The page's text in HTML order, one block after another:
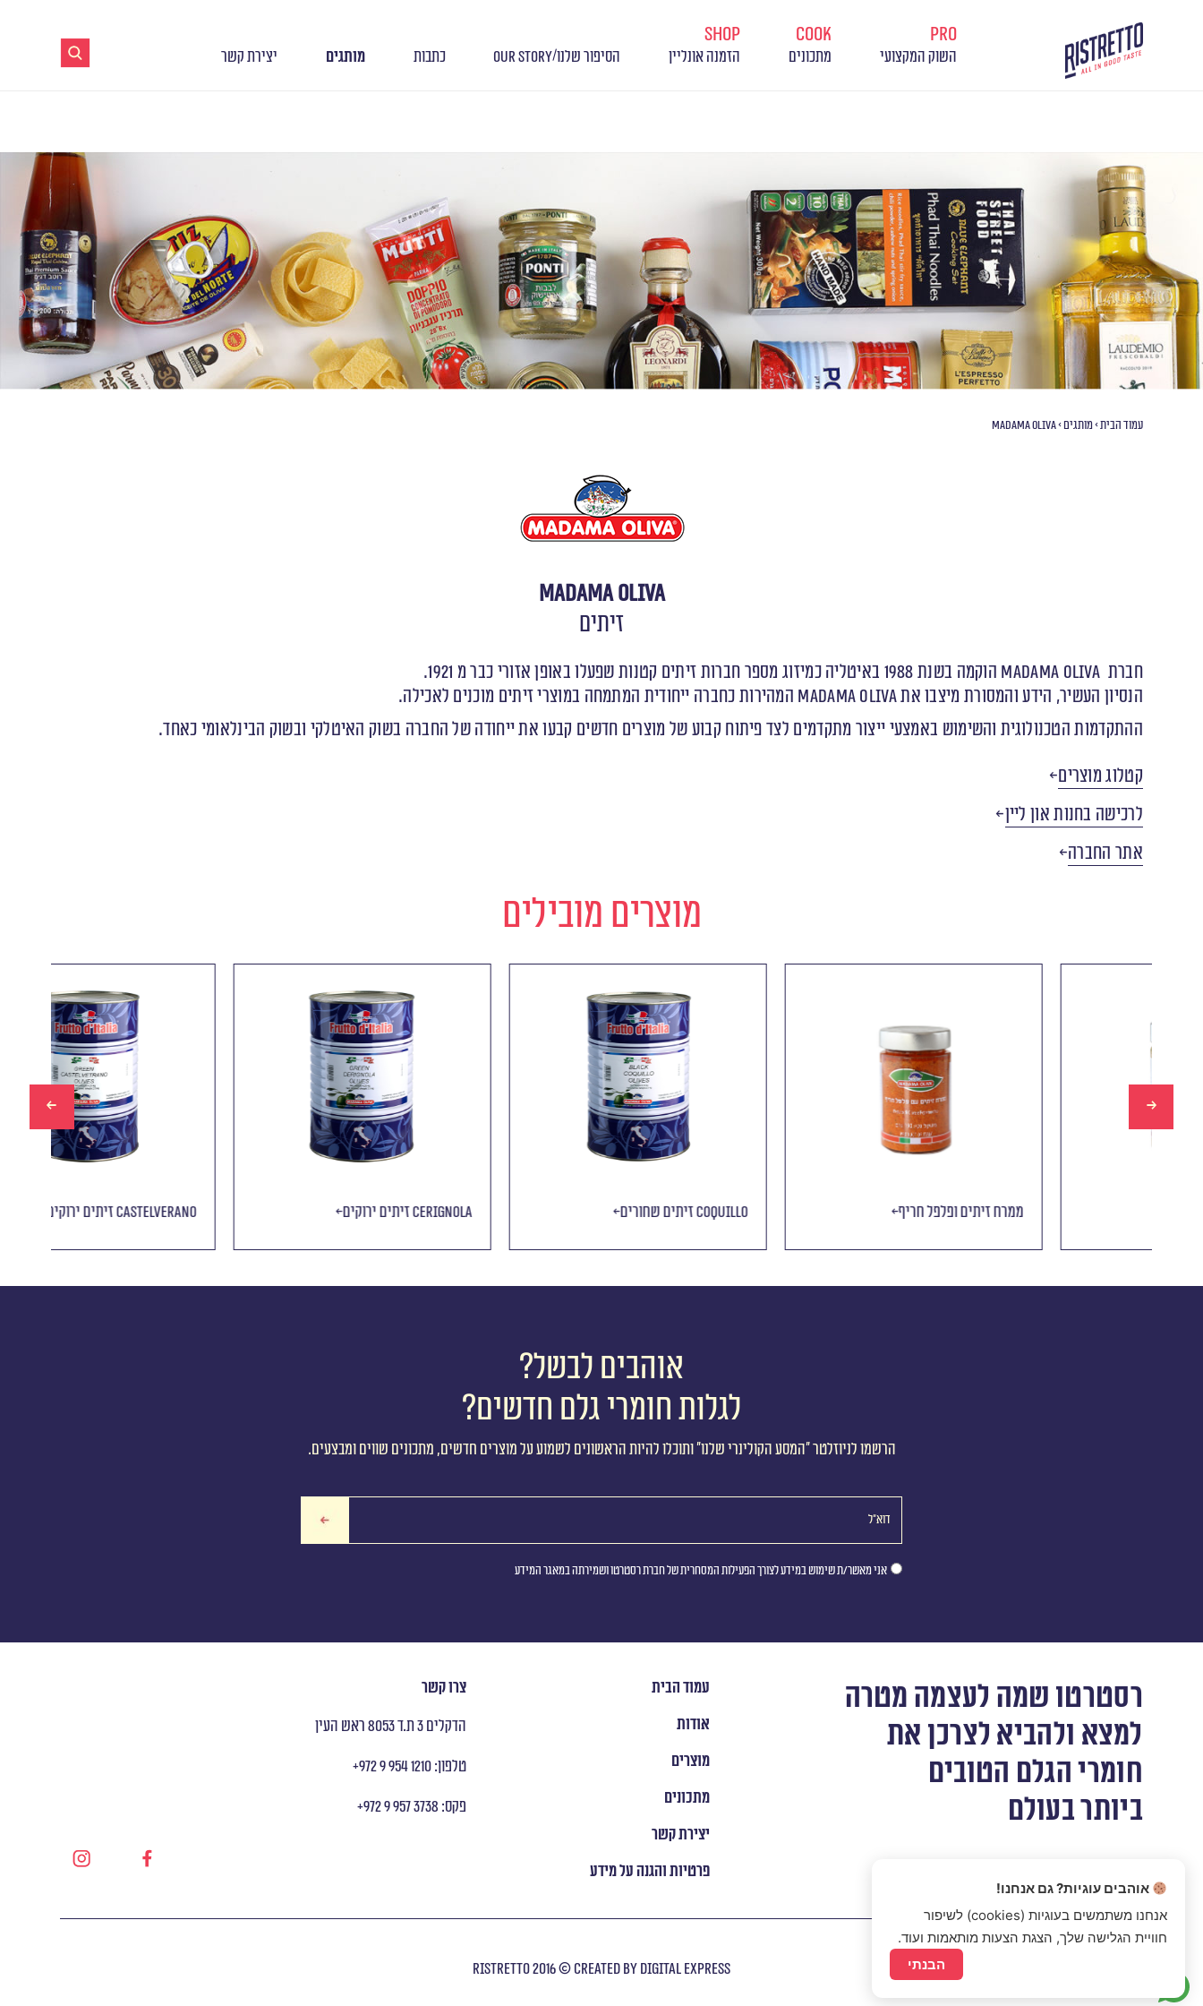
pro
השוק המקצועי
cook
מתכונים
shop
הזמנה אונליין הסיפור שלנו/
OUR STORY כתבות מותגים יצירת קשר
עמוד הבית>מותגים>
Madama Oliva
Madama Oliva
זיתים
חברת Madama Oliva‭ ‬ הוקמה‭ ‬בשנת‭ ‬1988‭ ‬באיטליה‭ ‬כמיזוג‭ ‬מספר‭ ‬חברות‭ ‬זיתים‭ ‬קטנות‭ ‬שפעלו‭ ‬באופן‭ ‬אזורי‭ ‬כבר‭ ‬מ ‬1921.‬
הנסיון‭ ‬העשיר, ‬הידע‭ ‬והמסורת‭ ‬מיצבו‭ ‬את Madama Oliva המהירות‭ ‬כחברה‭ ‬ייחודית‭ ‬המתמחה‭ ‬במוצרי‭ ‬זיתים‭ ‬מוכנים‭ ‬לאכילה.
‬ההתקדמות‭ ‬הטכנולוגית‭ ‬והשימוש‭ ‬באמצעי‭ ‬ייצור‭ ‬מתקדמים‭ ‬לצד‭ ‬פיתוח‭ ‬קבוע‭ ‬של‭ ‬מוצרים‭ ‬חדשים‭ ‬קבעו‭ ‬את‭ ‬ייחודה‭ ‬של‭ ‬החברה‭ ‬בשוק‭ ‬האיטלקי‭ ‬ובשוק‭ ‬הבינלאומי‭ ‬כאחד‭.‬
קטלוג מוצרים
לרכישה בחנות און ליין
אתר החברה
מוצרים מובילים
ממרח זיתים ופלפל חריף ממרח זיתים וארטישוק
אוהבים לבשל?
לגלות חומרי גלם חדשים?
הרשמו לניוזלטר ״המסע הקולינרי שלנו״ ותוכלו להיות הראשונים לשמוע על מוצרים חדשים, מתכונים שווים ומבצעים.
אני מאשר/ת שימוש במידע לצורך הפעילות המסחרית של חברת רסטרטו ושמירתה במאגר המידע
רסטרטו שמה לעצמה מטרה
למצא ולהביא לצרכן את
חומרי הגלם הטובים
ביותר בעולם
עמוד הבית
אודות
מוצרים
מתכונים
יצירת קשר
פרטיות והגנה על מידע
צרו קשר
הדקלים 3 ת.ד 8053 ראש העין
טלפון: ‭ +972 9 954 1210
פקס: ‭ +972 9 957 3738
Ristretto 2016 © Created bydigital express
אוהבים עוגיות? גם אנחנו!
אנחנו משתמשים בעוגיות (cookies) לשיפור
חוויית הגלישה שלך, הצגת הצעות מותאמות ועוד.
הבנתי